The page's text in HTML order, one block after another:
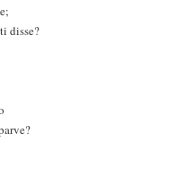
disse?